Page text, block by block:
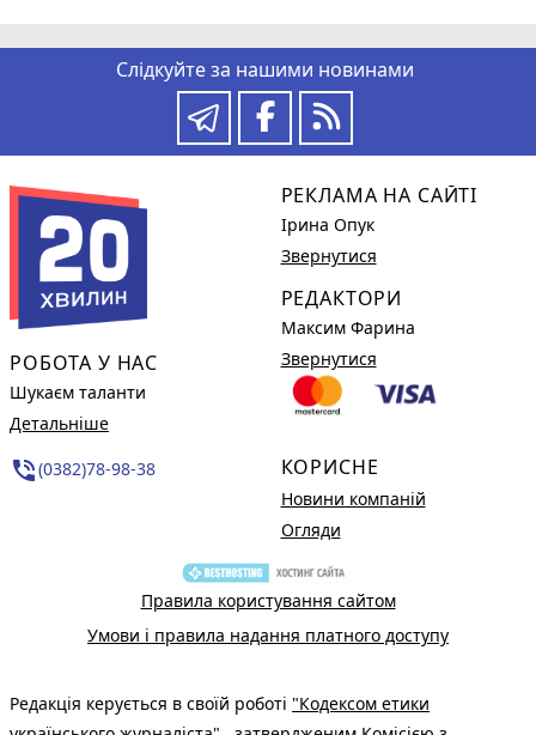
Слідкуйте за нашими новинами
РОБОТА У НАС
Шукаєм таланти
Детальніше
phone_in_talk(0382)78-98-38
РЕКЛАМА НА САЙТІ
Ірина Опук
Звернутися
РЕДАКТОРИ
Максим Фарина
Звернутися
КОРИСНЕ
Новини компаній
Огляди
Правила користування сайтом
Умови і правила надання платного доступу
Редакція керується в своїй роботі "Кодексом етики